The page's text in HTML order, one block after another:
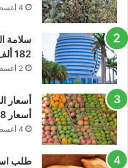
4 أغسطس، 2026
182 ألف طن والسودان أكبر الأسواق المستقبلة
2 أغسطس، 2026
أسعار
أسعار 18 صنفًا
4 أغسطس، 2026
طلب